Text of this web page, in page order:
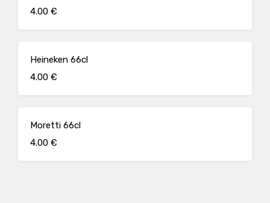
4.00 €
Heineken 66cl
4.00 €
Moretti 66cl
4.00 €